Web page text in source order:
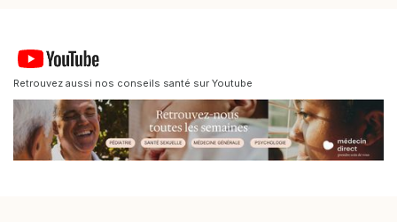
Retrouvez aussi nos conseils santé sur Youtube